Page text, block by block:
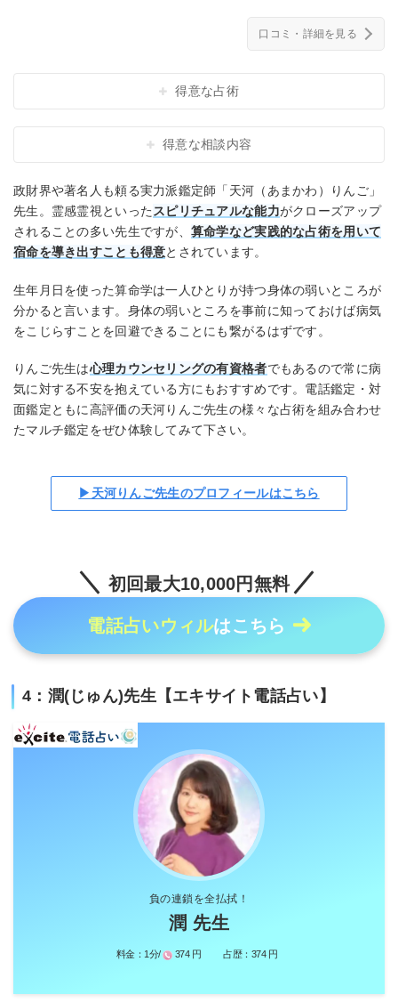
口コミ・詳細を見る
得意な占術
得意な相談内容
政財界や著名人も頼る実力派鑑定師「天河（あまかわ）りんご」
先生。霊感霊視といった スピリチュアルな能力がクローズアップ
されることの多い先生ですが、 算命学など実践的な占術を用いて
宿命を導き出すことも得意とされています。
生年月日を使った算命学は一人ひとりが持つ身体の弱いところが
分かると言います。身体の弱いところを事前に知っておけば病気
をこじらすことを回避できることにも繋がるはずです。
りんご先生は心理カウンセリングの有資格者でもあるので常に病
気に対する不安を抱えている方にもおすすめです。電話鑑定・対
面鑑定ともに高評価の天河りんご先生の様々な占術を組み合わせ
たマルチ鑑定をぜひ体験してみて下さい。
▶天河りんご先生のプロフィールはこちら
初回最大10,000円無料
電話占いウィルはこちら
4：潤(じゅん)先生【エキサイト電話占い】
負の連鎖を全払拭！
潤 先生
料金： 1分/ 374 円 占歴： 374 円